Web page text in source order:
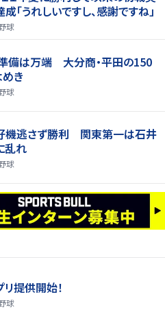
「うれしいですし、感謝ですね」
球
準備は万端 大分商・平田の150
き
球
機逃さず勝利 関東第一は石井
乱れ
球
提供開始！
球